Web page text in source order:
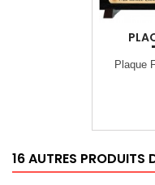
Plaque
16 AUTRES PRODUITS